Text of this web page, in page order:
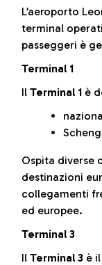
L’aeroporto
terminal
passeggeri è
Terminal 1
Il Terminal 1 è
Ospita diverse
destinazioni
collegamenti
ed europee.
Terminal 3
Il Terminal 3 è